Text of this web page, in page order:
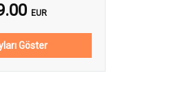
EUR
Göster